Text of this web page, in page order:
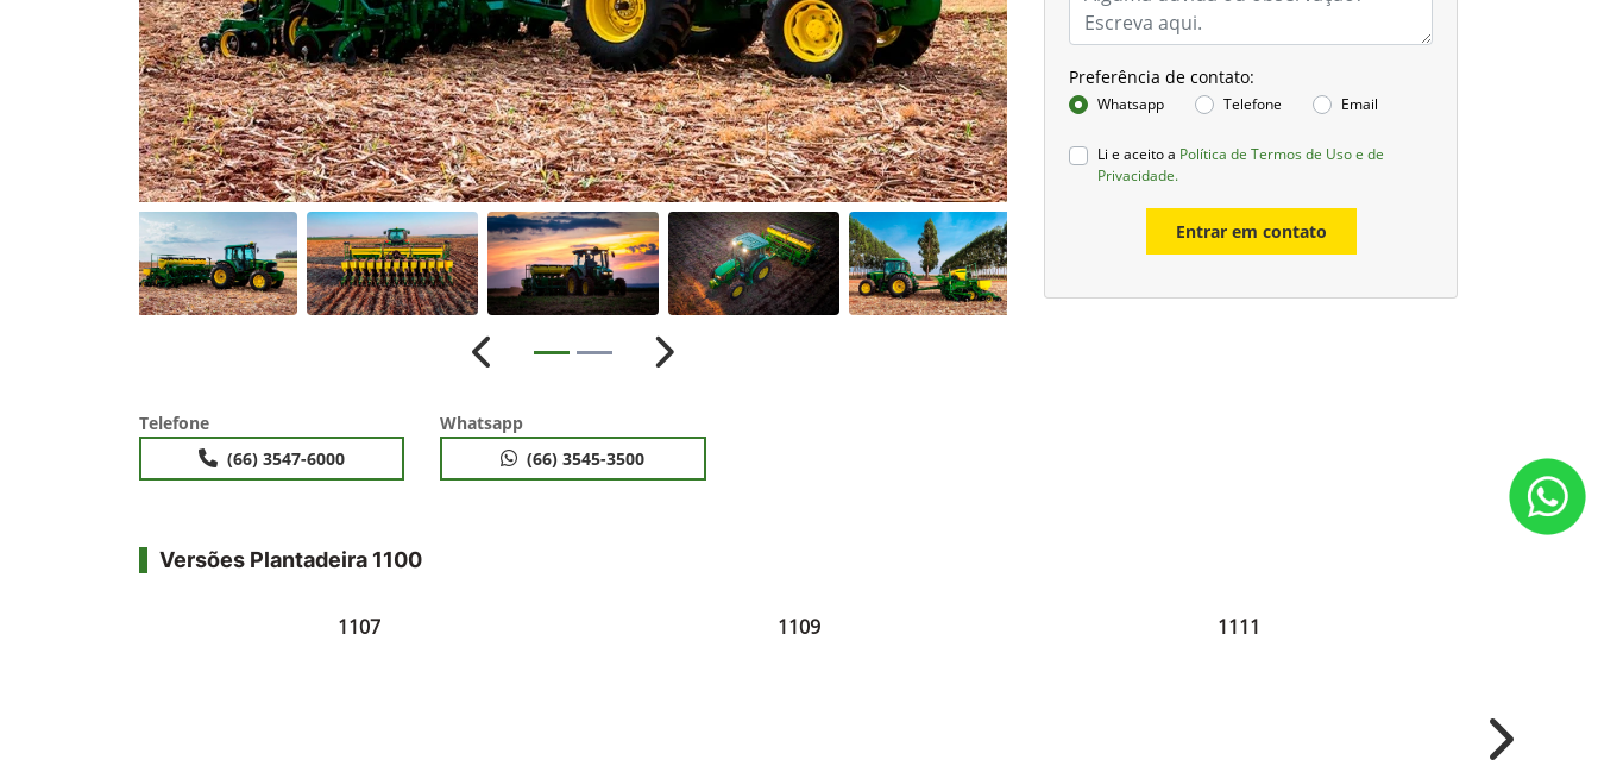
Preferência de contato:
Whatsapp Telefone Email
Li e aceito a Política de Termos de Uso e de
Privacidade.
Entrar em contato
Anterior Próximo
Telefone
(66) 3547-6000
Whatsapp
(66) 3545-3500
Versões Plantadeira 1100
1107 1109 1111
Next